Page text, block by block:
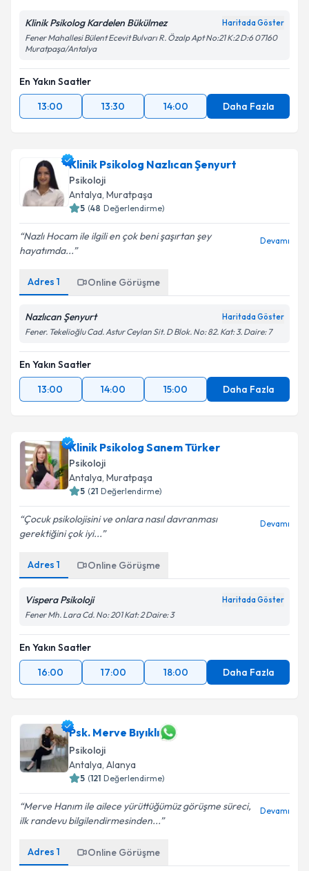
Klinik Psikolog Kardelen Bükülmez Haritada Göster
Fener Mahallesi Bülent Ecevit Bulvarı R. Özalp Apt No:21 K:2 D:6 07160
Muratpaşa/Antalya
En Yakın Saatler
13:00
13:30 14:00 Daha Fazla
Klinik Psikolog Nazlıcan Şenyurt
Psikoloji
Antalya, Muratpaşa
5 (48 Değerlendirme)
Nazlı Hocam ile ilgili en çok beni şaşırtan şey
hayatımda...
Devamı
Adres 1 Online Görüşme
Nazlıcan Şenyurt Haritada Göster
Fener. Tekelioğlu Cad. Astur Ceylan Sit. D Blok. No: 82. Kat: 3. Daire: 7
En Yakın Saatler
13:00
14:00 15:00 Daha Fazla
Klinik Psikolog Sanem Türker
Psikoloji
Antalya, Muratpaşa
5 (21 Değerlendirme)
Çocuk psikolojisini ve onlara nasıl davranması
gerektiğini çok iyi...
Devamı
Adres 1 Online Görüşme
Vispera Psikoloji Haritada Göster
Fener Mh. Lara Cd. No: 201 Kat: 2 Daire: 3
En Yakın Saatler
16:00
17:00 18:00 Daha Fazla
Psk. Merve Bıyıklı
Psikoloji
Antalya, Alanya
5 (121 Değerlendirme)
Merve Hanım ile ailece yürüttüğümüz görüşme süreci,
ilk randevu bilgilendirmesinden...
Devamı
Adres 1 Online Görüşme